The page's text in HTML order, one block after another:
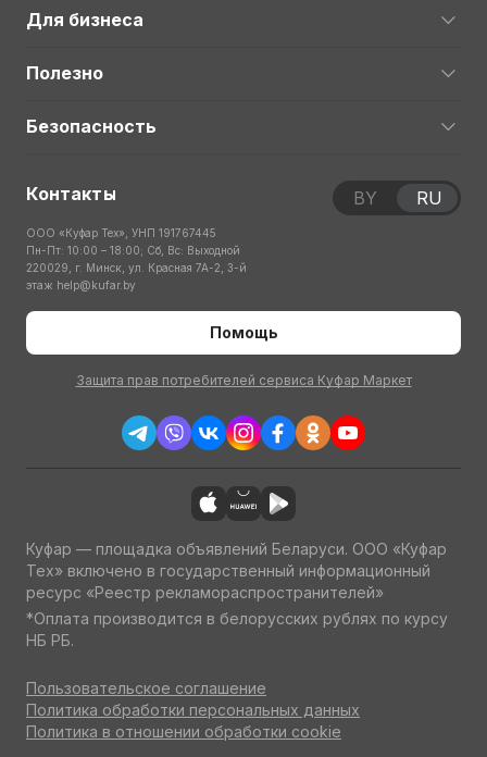
Для бизнеса
Полезно
Безопасность
Контакты
ООО «Куфар Тех», УНП 191767445
Пн-Пт: 10:00 – 18:00; Сб, Вс: Выходной
220029, г. Минск, ул. Красная 7А-2, 3-й
этаж help@kufar.by
Помощь
Защита прав потребителей сервиса Куфар Маркет
BY RU
Куфар — площадка объявлений Беларуси. ООО «Куфар
Тех» включено в государственный информационный
ресурс «Реестр рекламораспространителей»
*Оплата производится в белорусских рублях по курсу
НБ РБ.
Пользовательское соглашение
Политика обработки персональных данных
Политика в отношении обработки cookie